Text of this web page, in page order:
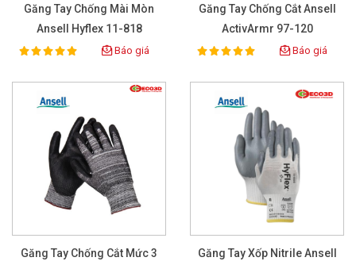
Găng Tay Chống Mài Mòn
Ansell Hyflex 11-818
Rating:
100% Báo giá
Găng Tay Chống Cắt Ansell
ActivArmr 97-120
Rating:
100% Báo giá
Găng Tay Chống Cắt Mức 3
Găng Tay Xốp Nitrile Ansell